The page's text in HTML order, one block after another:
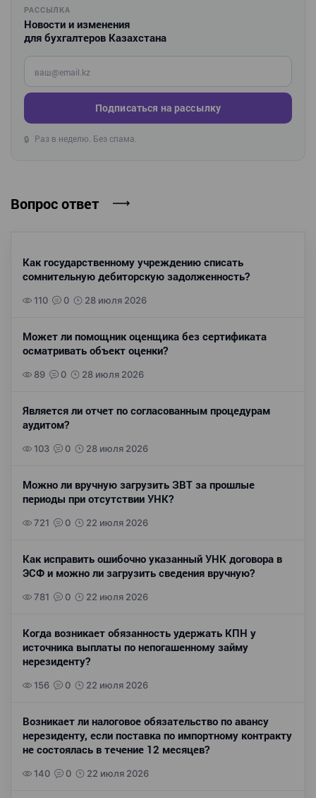
РАССЫЛКА
Новости и изменения
для бухгалтеров Казахстана
Введите ваш e-mail
Подписаться на рассылку
🔒 Раз в неделю. Без спама.
Вопрос ответ
Как государственному учреждению списать
сомнительную дебиторскую задолженность?
110 0 28 июля 2026
Может ли помощник оценщика без сертификата
осматривать объект оценки?
89 0 28 июля 2026
Является ли отчет по согласованным процедурам
аудитом?
103 0 28 июля 2026
Можно ли вручную загрузить ЗВТ за прошлые
периоды при отсутствии УНК?
721 0 22 июля 2026
Как исправить ошибочно указанный УНК договора в
ЭСФ и можно ли загрузить сведения вручную?
781 0 22 июля 2026
Когда возникает обязанность удержать КПН у
источника выплаты по непогашенному займу
нерезиденту?
156 0 22 июля 2026
Возникает ли налоговое обязательство по авансу
нерезиденту, если поставка по импортному контракту
не состоялась в течение 12 месяцев?
140 0 22 июля 2026